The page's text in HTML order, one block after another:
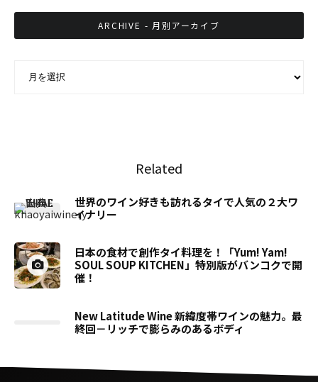
ARCHIVE - 月別アーカイブ
Related
世界のワイン好きも訪れるタイで人気の２大ワ
イナリー
日本の食材で創作タイ料理を！「Yum! Yam!
SOUL SOUP KITCHEN」特別版がバンコクで開
催！
New Latitude Wine 新緯度帯ワインの魅力。最
終回－リッチで膨らみのあるボディ